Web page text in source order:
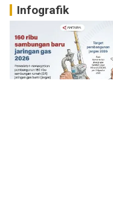
Infografik